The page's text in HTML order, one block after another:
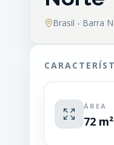
Brasil - Barra
ÁREA
72 m²